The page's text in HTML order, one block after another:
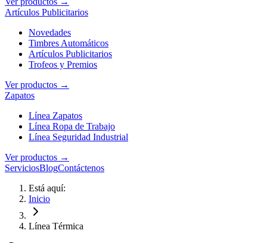
Artículos Publicitarios
Novedades
Timbres Automáticos
Artículos Publicitarios
Trofeos y Premios
Ver productos →
Zapatos
Línea Zapatos
Línea Ropa de Trabajo
Línea Seguridad Industrial
Ver productos →
ServiciosBlogContáctenos
Está aquí:
Inicio
Línea Térmica